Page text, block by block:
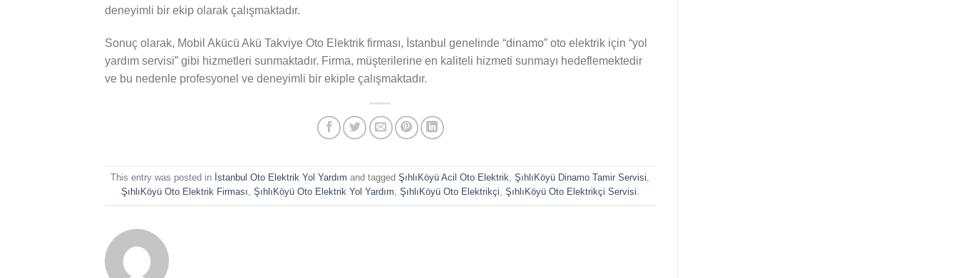
deneyimli bir ekip olarak çalışmaktadır.
Sonuç olarak, Mobil Akücü Akü Takviye Oto Elektrik firması, İstanbul genelinde “dinamo” oto elektrik için “yol
yardım servisi” gibi hizmetleri sunmaktadır. Firma, müşterilerine en kaliteli hizmeti sunmayı hedeflemektedir
ve bu nedenle profesyonel ve deneyimli bir ekiple çalışmaktadır.
This entry was posted in İstanbul Oto Elektrik Yol Yardım and taggedŞıhlıKöyü Acil Oto Elektrik,ŞıhlıKöyü Dinamo Tamir Servisi,
ŞıhlıKöyü Oto Elektrik Firması, ŞıhlıKöyü Oto Elektrik Yol Yardım, ŞıhlıKöyü Oto Elektrikçi, ŞıhlıKöyü Oto Elektrikçi Servisi.